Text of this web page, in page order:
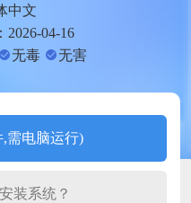
中文
2026-04-16
无毒 无害
,需电脑运行)
装系统？